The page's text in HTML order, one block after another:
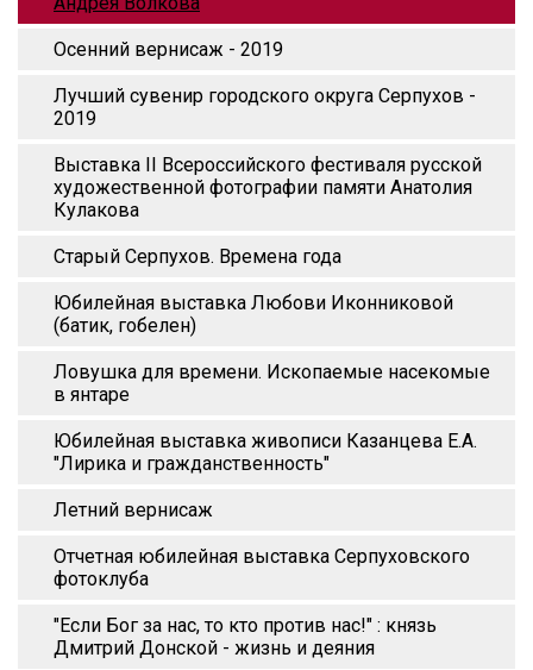
Осенний вернисаж - 2019
Лучший сувенир городского округа Серпухов -
2019
Выставка II Всероссийского фестиваля русской
художественной фотографии памяти Анатолия
Кулакова
Старый Серпухов. Времена года
Юбилейная выставка Любови Иконниковой
(батик, гобелен)
Ловушка для времени. Ископаемые насекомые
в янтаре
Юбилейная выставка живописи Казанцева Е.А.
"Лирика и гражданственность"
Летний вернисаж
Отчетная юбилейная выставка Серпуховского
фотоклуба
"Если Бог за нас, то кто против нас!" : князь
Дмитрий Донской - жизнь и деяния